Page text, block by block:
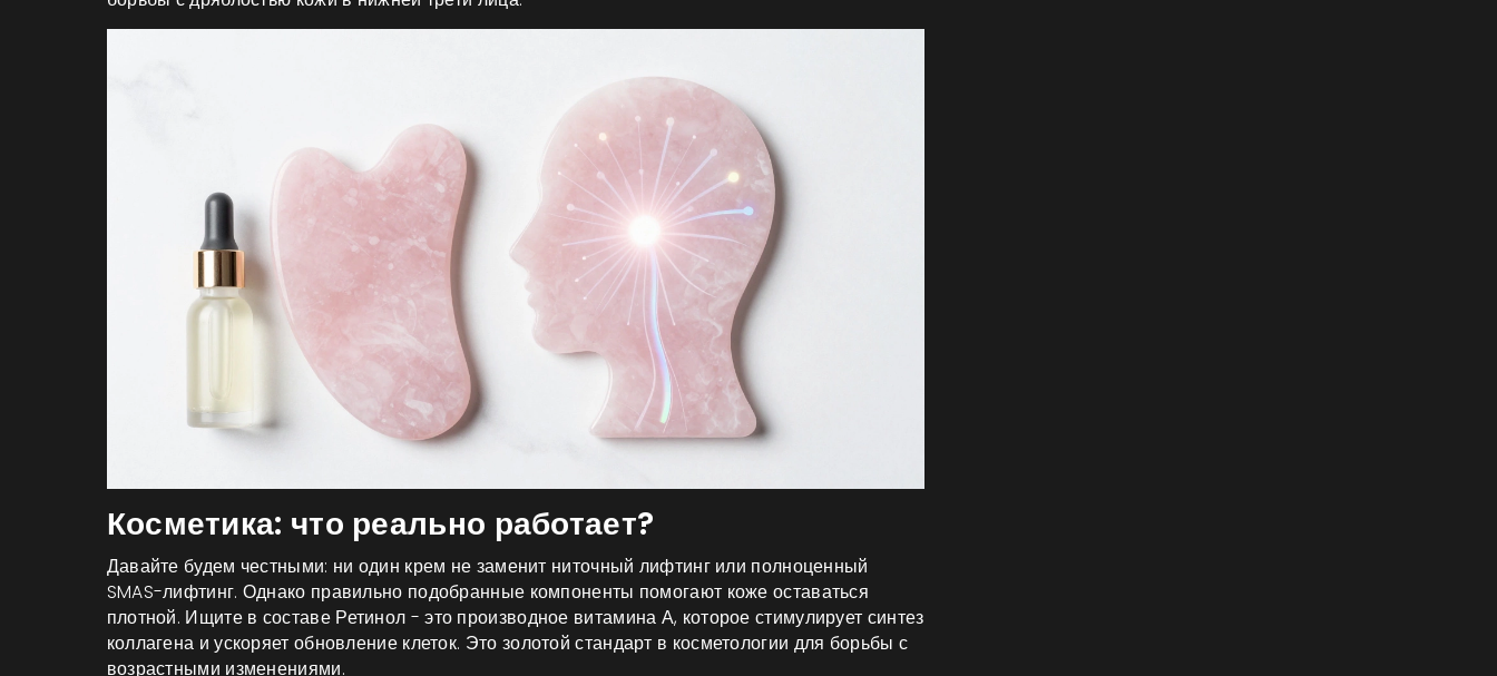
Косметика: что реально работает?
Давайте будем честными: ни один крем не заменит ниточный лифтинг или полноценный
SMAS-лифтинг. Однако правильно подобранные компоненты помогают коже оставаться
плотной. Ищите в составе Ретинол - это производное витамина А, которое стимулирует синтез
коллагена и ускоряет обновление клеток. Это золотой стандарт в косметологии для борьбы с
возрастными изменениями.